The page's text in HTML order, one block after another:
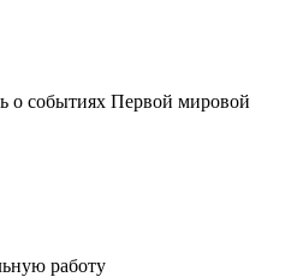
о событиях Первой мировой
работу